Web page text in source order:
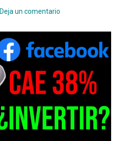
Deja un comentario